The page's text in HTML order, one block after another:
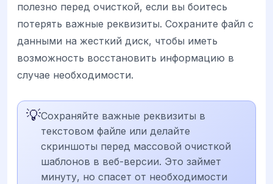
полезно перед очисткой, если вы боитесь
потерять важные реквизиты. Сохраните файл с
данными на жесткий диск, чтобы иметь
возможность восстановить информацию в
случае необходимости.
💡Сохраняйте важные реквизиты в
текстовом файле или делайте
скриншоты перед массовой очисткой
шаблонов в веб-версии. Это займет
минуту, но спасет от необходимости